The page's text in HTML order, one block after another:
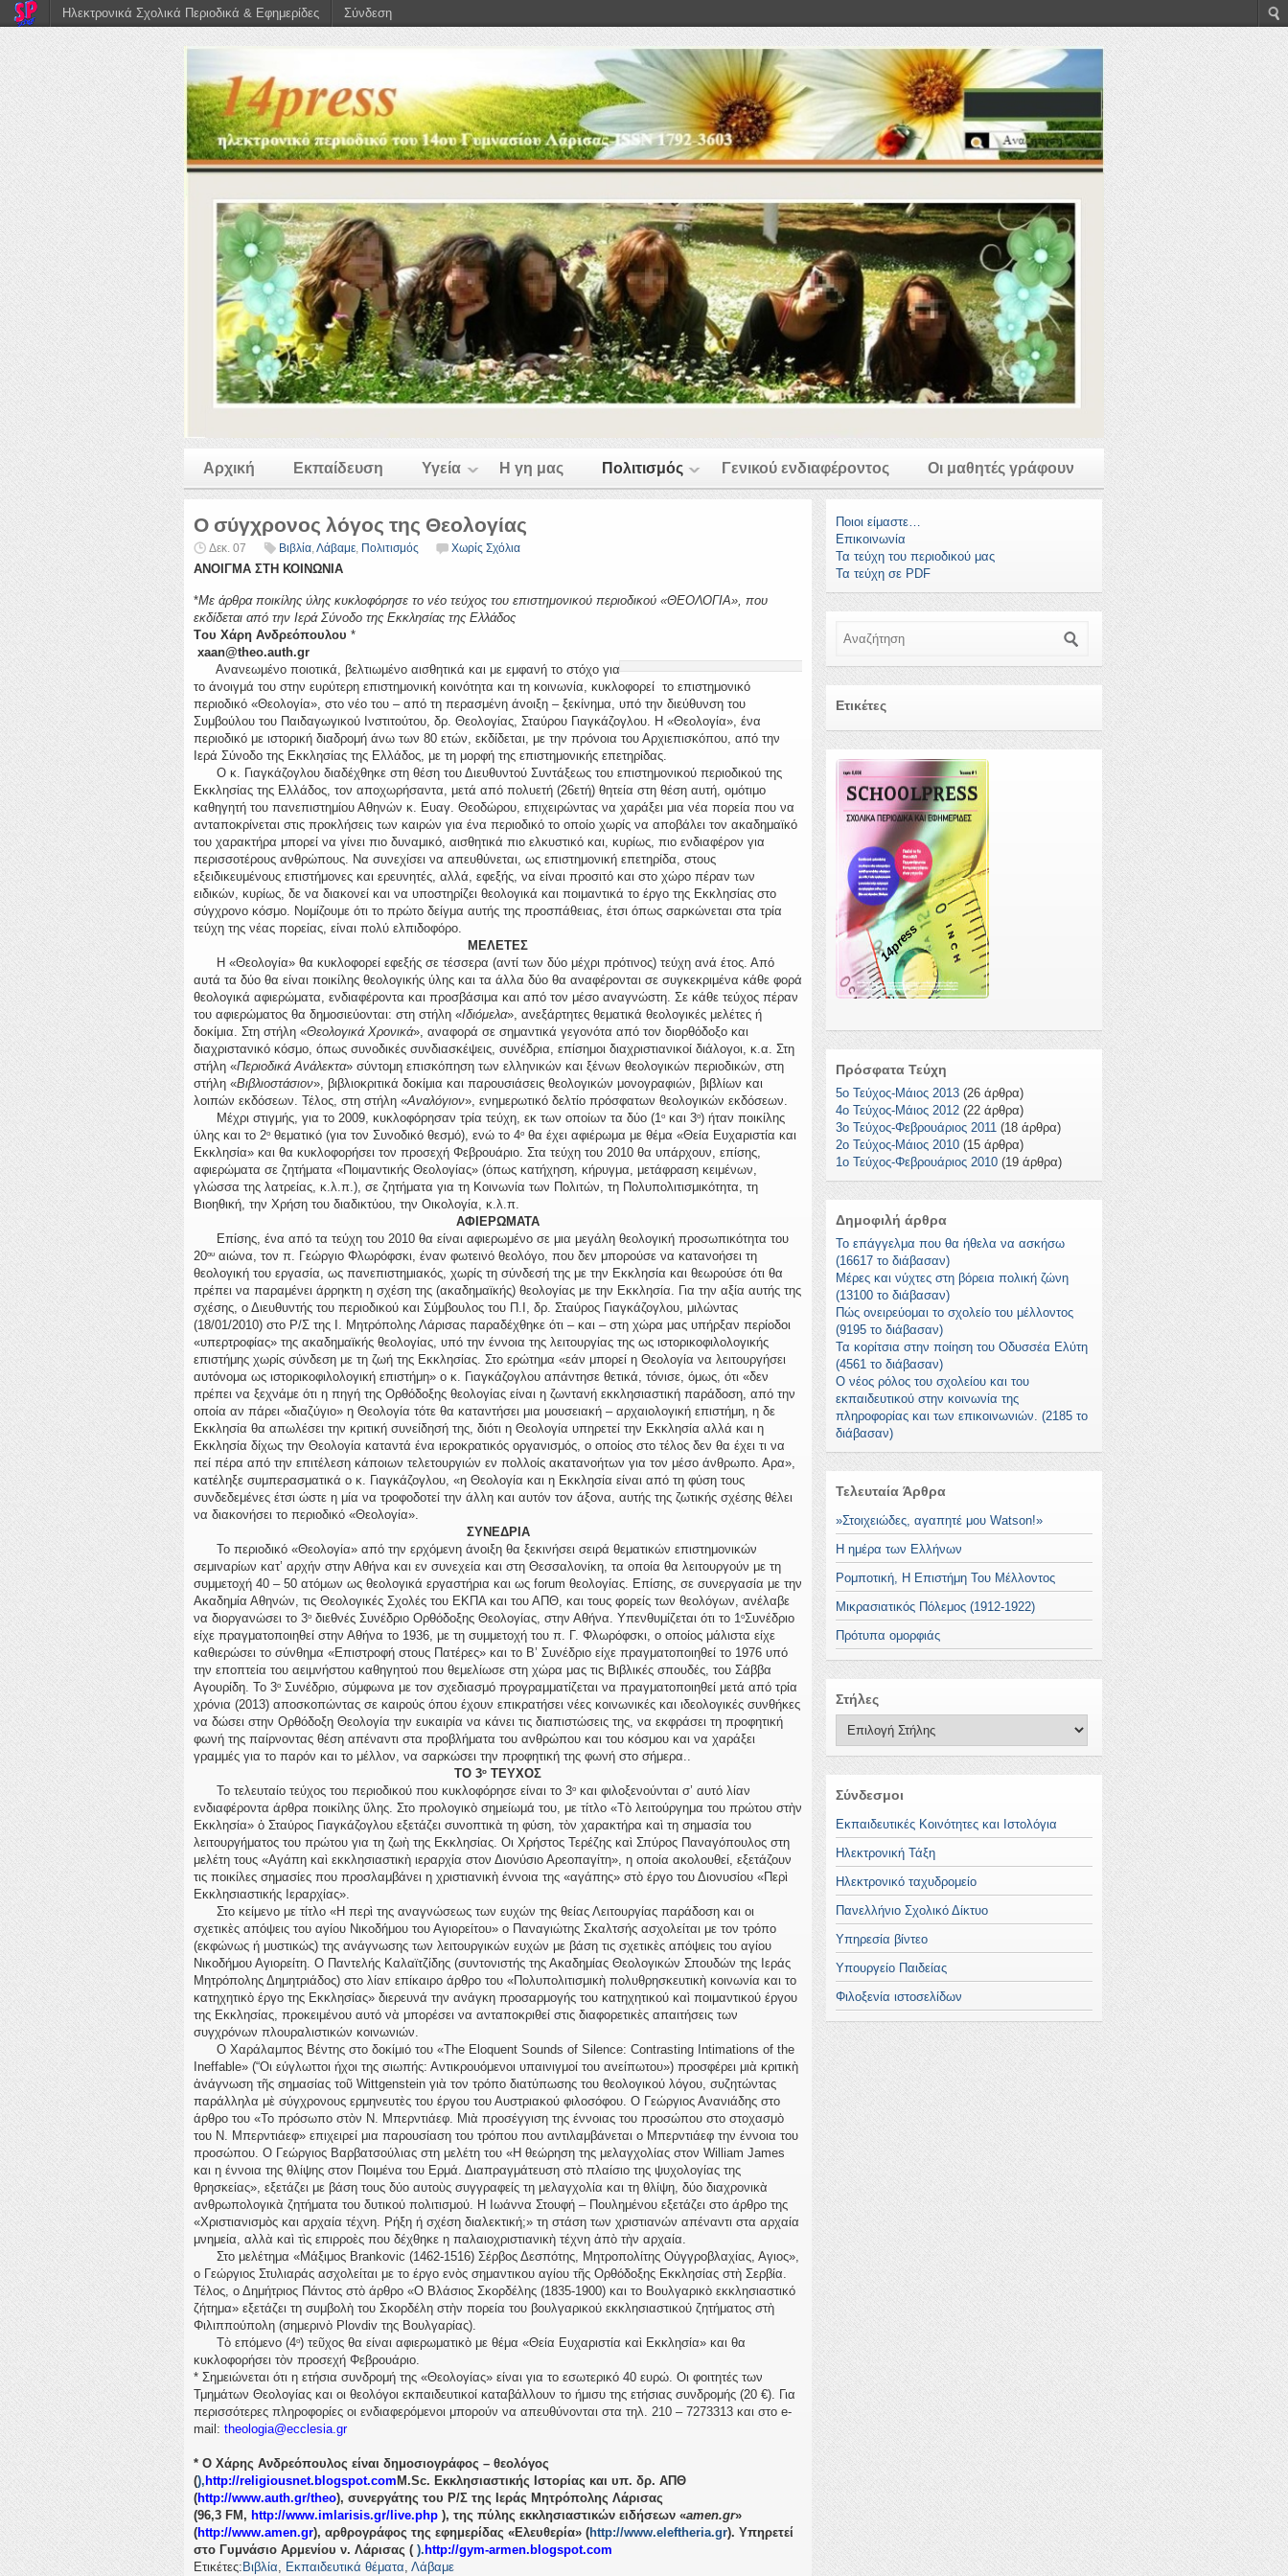
Αρχική Εκπαίδευση Υγεία Η γη μας Πολιτισμός Γενικού ενδιαφέροντος Οι μαθητές γράφουν
Ο σύγχρονος λόγος της Θεολογίας
Δεκ. 07 Βιβλία,Λάβαμε, Πολιτισμός Χωρίς Σχόλια
ΑΝΟΙΓΜΑ ΣΤΗ ΚΟΙΝΩΝΙΑ
*Με άρθρα ποικίλης ύλης κυκλοφόρησε το νέο τεύχος του επιστημονικού περιοδικού «ΘΕΟΛΟΓΙΑ», που
εκδίδεται από την Ιερά Σύνοδο της Εκκλησίας της Ελλάδος
Tου Χάρη Ανδρεόπουλου *
xaan@theo.auth.gr
Ανανεωμένο ποιοτικά, βελτιωμένο αισθητικά και με εμφανή το στόχο για
το άνοιγμά του στην ευρύτερη επιστημονική κοινότητα και τη κοινωνία, κυκλοφορεί το επιστημονικό
περιοδικό «Θεολογία», στο νέο του – από τη περασμένη άνοιξη – ξεκίνημα, υπό την διεύθυνση του
Συμβούλου του Παιδαγωγικού Ινστιτούτου, δρ. Θεολογίας, Σταύρου Γιαγκάζογλου. Η «Θεολογία», ένα
περιοδικό με ιστορική διαδρομή άνω των 80 ετών, εκδίδεται, με την πρόνοια του Αρχιεπισκόπου, από την
Ιερά Σύνοδο της Εκκλησίας της Ελλάδος, με τη μορφή της επιστημονικής επετηρίδας.
O κ. Γιαγκάζογλου διαδέχθηκε στη θέση του Διευθυντού Συντάξεως του επιστημονικού περιοδικού της
Εκκλησίας της Ελλάδος, τον αποχωρήσαντα, μετά από πολυετή (26ετή) θητεία στη θέση αυτή, ομότιμο
καθηγητή του πανεπιστημίου Αθηνών κ. Ευαγ. Θεοδώρου, επιχειρώντας να χαράξει μια νέα πορεία που να
ανταποκρίνεται στις προκλήσεις των καιρών για ένα περιοδικό το οποίο χωρίς να αποβάλει τον ακαδημαϊκό
του χαρακτήρα μπορεί να γίνει πιο δυναμικό, αισθητικά πιο ελκυστικό και, κυρίως, πιο ενδιαφέρον για
περισσοτέρους ανθρώπους. Να συνεχίσει να απευθύνεται, ως επιστημονική επετηρίδα, στους
εξειδικευμένους επιστήμονες και ερευνητές, αλλά, εφεξής, να είναι προσιτό και στο χώρο πέραν των
ειδικών, κυρίως, δε να διακονεί και να υποστηρίζει θεολογικά και ποιμαντικά το έργο της Εκκλησίας στο
σύγχρονο κόσμο. Νομίζουμε ότι το πρώτο δείγμα αυτής της προσπάθειας, έτσι όπως σαρκώνεται στα τρία
τεύχη της νέας πορείας, είναι πολύ ελπιδοφόρο.
ΜΕΛΕΤΕΣ
Η «Θεολογία» θα κυκλοφορεί εφεξής σε τέσσερα (αντί των δύο μέχρι πρότινος) τεύχη ανά έτος. Από
αυτά τα δύο θα είναι ποικίλης θεολογικής ύλης και τα άλλα δύο θα αναφέρονται σε συγκεκριμένα κάθε φορά
θεολογικά αφιερώματα, ενδιαφέροντα και προσβάσιμα και από τον μέσο αναγνώστη. Σε κάθε τεύχος πέραν
του αφιερώματος θα δημοσιεύονται: στη στήλη «Ιδιόμελα», ανεξάρτητες θεματικά θεολογικές μελέτες ή
δοκίμια. Στη στήλη «Θεολογικά Χρονικά», αναφορά σε σημαντικά γεγονότα από τον διορθόδοξο και
διαχριστανικό κόσμο, όπως συνοδικές συνδιασκέψεις, συνέδρια, επίσημοι διαχριστιανικοί διάλογοι, κ.α. Στη
στήλη «Περιοδικά Ανάλεκτα» σύντομη επισκόπηση των ελληνικών και ξένων θεολογικών περιοδικών, στη
στήλη «Βιβλιοστάσιον», βιβλιοκριτικά δοκίμια και παρουσιάσεις θεολογικών μονογραφιών, βιβλίων και
λοιπών εκδόσεων. Τέλος, στη στήλη «Αναλόγιον», ενημερωτικό δελτίο πρόσφατων θεολογικών εκδόσεων.
Μέχρι στιγμής, για το 2009, κυκλοφόρησαν τρία τεύχη, εκ των οποίων τα δύο (1ο και 3ο) ήταν ποικίλης
ύλης και το 2ο θεματικό (για τον Συνοδικό θεσμό), ενώ το 4ο θα έχει αφιέρωμα με θέμα «Θεία Ευχαριστία και
Εκκλησία» και θα κυκλοφορήσει τον προσεχή Φεβρουάριο. Στα τεύχη του 2010 θα υπάρχουν, επίσης,
αφιερώματα σε ζητήματα «Ποιμαντικής Θεολογίας» (όπως κατήχηση, κήρυγμα, μετάφραση κειμένων,
γλώσσα της λατρείας, κ.λ.π.), σε ζητήματα για τη Κοινωνία των Πολιτών, τη Πολυπολιτισμικότητα, τη
Βιοηθική, την Χρήση του διαδικτύου, την Οικολογία, κ.λ.π.
ΑΦΙΕΡΩΜΑΤΑ
Επίσης, ένα από τα τεύχη του 2010 θα είναι αφιερωμένο σε μια μεγάλη θεολογική προσωπικότητα του
20ου αιώνα, τον π. Γεώργιο Φλωρόφσκι, έναν φωτεινό θεολόγο, που δεν μπορούσε να κατανοήσει τη
θεολογική του εργασία, ως πανεπιστημιακός, χωρίς τη σύνδεσή της με την Εκκλησία και θεωρούσε ότι θα
πρέπει να παραμένει άρρηκτη η σχέση της (ακαδημαϊκής) θεολογίας με την Εκκλησία. Για την αξία αυτής της
σχέσης, ο Διευθυντής του περιοδικού και Σύμβουλος του Π.Ι, δρ. Σταύρος Γιαγκάζογλου, μιλώντας
(18/01/2010) στο Ρ/Σ της Ι. Μητρόπολης Λάρισας παραδέχθηκε ότι – και – στη χώρα μας υπήρξαν περίοδοι
«υπερτροφίας» της ακαδημαϊκής θεολογίας, υπό την έννοια της λειτουργίας της ως ιστορικοφιλολογικής
επιστήμης χωρίς σύνδεση με τη ζωή της Εκκλησίας. Στο ερώτημα «εάν μπορεί η Θεολογία να λειτουργήσει
αυτόνομα ως ιστορικοφιλολογική επιστήμη» ο κ. Γιαγκάζογλου απάντησε θετικά, τόνισε, όμως, ότι «δεν
πρέπει να ξεχνάμε ότι η πηγή της Ορθόδοξης θεολογίας είναι η ζωντανή εκκλησιαστική παράδοση, από την
οποία αν πάρει «διαζύγιο» η Θεολογία τότε θα καταντήσει μια μουσειακή – αρχαιολογική επιστήμη, η δε
Εκκλησία θα απωλέσει την κριτική συνείδησή της, διότι η Θεολογία υπηρετεί την Εκκλησία αλλά και η
Εκκλησία δίχως την Θεολογία καταντά ένα ιεροκρατικός οργανισμός, ο οποίος στο τέλος δεν θα έχει τι να
πεί πέρα από την επιτέλεση κάποιων τελετουργιών εν πολλοίς ακατανοήτων για τον μέσο άνθρωπο. Αρα»,
κατέληξε συμπερασματικά ο κ. Γιαγκάζογλου, «η Θεολογία και η Εκκλησία είναι από τη φύση τους
συνδεδεμένες έτσι ώστε η μία να τροφοδοτεί την άλλη και αυτόν τον άξονα, αυτής της ζωτικής σχέσης θέλει
να διακονήσει το περιοδικό «Θεολογία».
ΣΥΝΕΔΡΙΑ
Το περιοδικό «Θεολογία» από την ερχόμενη άνοιξη θα ξεκινήσει σειρά θεματικών επιστημονικών
σεμιναρίων κατ’ αρχήν στην Αθήνα και εν συνεχεία και στη Θεσσαλονίκη, τα οποία θα λειτουργούν με τη
συμμετοχή 40 – 50 ατόμων ως θεολογικά εργαστήρια και ως forum θεολογίας. Επίσης, σε συνεργασία με την
Ακαδημία Αθηνών, τις Θεολογικές Σχολές του ΕΚΠΑ και του ΑΠΘ, και τους φορείς των θεολόγων, ανέλαβε
να διοργανώσει το 3ο διεθνές Συνέδριο Ορθόδοξης Θεολογίας, στην Αθήνα. Υπενθυμίζεται ότι το 1οΣυνέδριο
είχε πραγματοποιηθεί στην Αθήνα το 1936, με τη συμμετοχή του π. Γ. Φλωρόφσκι, ο οποίος μάλιστα είχε
καθιερώσει το σύνθημα «Επιστροφή στους Πατέρες» και το Β’ Συνέδριο είχε πραγματοποιηθεί το 1976 υπό
την εποπτεία του αειμνήστου καθηγητού που θεμελίωσε στη χώρα μας τις Βιβλικές σπουδές, του Σάββα
Αγουρίδη. Το 3ο Συνέδριο, σύμφωνα με τον σχεδιασμό προγραμματίζεται να πραγματοποιηθεί μετά από τρία
χρόνια (2013) αποσκοπώντας σε καιρούς όπου έχουν επικρατήσει νέες κοινωνικές και ιδεολογικές συνθήκες
να δώσει στην Ορθόδοξη Θεολογία την ευκαιρία να κάνει τις διαπιστώσεις της, να εκφράσει τη προφητική
φωνή της παίρνοντας θέση απέναντι στα προβλήματα του ανθρώπου και του κόσμου και να χαράξει
γραμμές για το παρόν και το μέλλον, να σαρκώσει την προφητική της φωνή στο σήμερα..
ΤΟ 3ο ΤΕΥΧΟΣ
Το τελευταίο τεύχος του περιοδικού που κυκλοφόρησε είναι το 3ο και φιλοξενούνται σ’ αυτό λίαν
ενδιαφέροντα άρθρα ποικίλης ὕλης. Στο προλογικὸ σημείωμά του, με τίτλο «Τὸ λειτούργημα του πρώτου στὴν
Εκκλησία» ὁ Σταύρος Γιαγκάζογλου εξετάζει συνοπτικὰ τη φύση, τὸν χαρακτήρα καὶ τη σημασία του
λειτουργήματος του πρώτου για τη ζωὴ της Εκκλησίας. Οι Χρήστος Τερέζης καὶ Σπύρος Παναγόπουλος στη
μελέτη τους «Αγάπη καὶ εκκλησιαστικὴ ιεραρχία στον Διονύσιο Αρεοπαγίτη», η οποία ακολουθεί, εξετάζουν
τις ποικίλες σημασίες που προσλαμβάνει η χριστιανικὴ έννοια της «αγάπης» στὸ έργο του Διονυσίου «Περὶ
Εκκλησιαστικής Ιεραρχίας».
Στο κείμενο με τίτλο «Η περὶ της αναγνώσεως των ευχών της θείας Λειτουργίας παράδοση και οι
σχετικὲς απόψεις του αγίου Νικοδήμου του Αγιορείτου» ο Παναγιώτης Σκαλτσής ασχολείται με τον τρόπο
(εκφώνως ή μυστικώς) της ανάγνωσης των λειτουργικών ευχών με βάση τις σχετικὲς απόψεις του αγίου
Νικοδήμου Αγιορείτη. Ο Παντελής Καλαϊτζίδης (συντονιστής της Ακαδημίας Θεολογικών Σπουδών της Ιεράς
Μητρόπολης Δημητριάδος) στο λίαν επίκαιρο άρθρο του «Πολυπολιτισμικὴ πολυθρησκευτικὴ κοινωνία και το
κατηχητικὸ έργο της Εκκλησίας» διερευνά την ανάγκη προσαρμογής του κατηχητικού καὶ ποιμαντικού έργου
της Εκκλησίας, προκειμένου αυτό νὰ μπορέσει να ανταποκριθεί στις διαφορετικὲς απαιτήσεις των
συγχρόνων πλουραλιστικών κοινωνιών.
Ο Χαράλαμπος Βέντης στο δοκίμιό του «The Eloquent Sounds of Silence: Contrasting Intimations of the
Ineffable» (“Oι εύγλωττοι ήχοι της σιωπής: Αντικρουόμενοι υπαινιγμοί του ανείπωτου») προσφέρει μιὰ κριτικὴ
ἀνάγνωση τῆς σημασίας τοῦ Wittgenstein γιὰ τον τρόπο διατύπωσης του θεολογικού λόγου, συζητώντας
παράλληλα μὲ σύγχρονους ερμηνευτὲς του έργου του Αυστριακού φιλοσόφου. Ο Γεώργιος Ανανιάδης στο
άρθρο του «Το πρόσωπο στὸν Ν. Μπερντιάεφ. Μιὰ προσέγγιση της έννοιας του προσώπου στο στοχασμὸ
του Ν. Μπερντιάεφ» επιχειρεί μια παρουσίαση του τρόπου που αντιλαμβάνεται ο Μπερντιάεφ την έννοια του
προσώπου. Ο Γεώργιος Βαρβατσούλιας στη μελέτη του «Η θεώρηση της μελαγχολίας στον William James
και η έννοια της θλίψης στον Ποιμένα του Ερμά. Διαπραγμάτευση στὸ πλαίσιο της ψυχολογίας της
θρησκείας», εξετάζει με βάση τους δύο αυτοὺς συγγραφείς τη μελαγχολία και τη θλίψη, δύο διαχρονικὰ
ανθρωπολογικὰ ζητήματα του δυτικού πολιτισμού. Η Ιωάννα Στουφή – Πουλημένου εξετάζει στο άρθρο της
«Χριστιανισμὸς και αρχαία τέχνη. Ρήξη ή σχέση διαλεκτική;» τη στάση των χριστιανών απέναντι στα αρχαία
μνημεία, αλλὰ καὶ τὶς επιρροὲς που δέχθηκε η παλαιοχριστιανικὴ τέχνη ἀπὸ τὴν αρχαία.
Στο μελέτημα «Μάξιμος Brankovic (1462-1516) Σέρβος Δεσπότης, Μητροπολίτης Οὑγγροβλαχίας, Αγιος»,
ο Γεώργιος Στυλιαράς ασχολείται με το έργο ενὸς σημαντικου αγίου τῆς Ορθόδοξης Εκκλησίας στὴ Σερβία.
Τέλος, ο Δημήτριος Πάντος στὸ άρθρο «Ο Βλάσιος Σκορδέλης (1835-1900) και το Βουλγαρικὸ εκκλησιαστικό
ζήτημα» εξετάζει τη συμβολὴ του Σκορδέλη στὴν πορεία του βουλγαρικού εκκλησιαστικού ζητήματος στὴ
Φιλιππούπολη (σημερινὸ Plovdiv της Βουλγαρίας).
Τὸ επόμενο (4ο) τεῦχος θα είναι αφιερωματικὸ με θέμα «Θεία Ευχαριστία καὶ Εκκλησία» και θα
κυκλοφορήσει τὸν προσεχή Φεβρουάριο.
* Σημειώνεται ότι η ετήσια συνδρομή της «Θεολογίας» είναι για το εσωτερικό 40 ευρώ. Οι φοιτητές των
Τμημάτων Θεολογίας και οι θεολόγοι εκπαιδευτικοί καταβάλλουν το ήμισυ της ετήσιας συνδρομής (20 €). Για
περισσότερες πληροφορίες οι ενδιαφερόμενοι μπορούν να απευθύνονται στα τηλ. 210 – 7273313 και στο e-
mail: theologia@ecclesia.gr
* Ο Χάρης Ανδρεόπουλος είναι δημοσιογράφος – θεολόγος
(), http://religiousnet.blogspot.com M.Sc. Eκκλησιαστικής Iστορίας και υπ. δρ. ΑΠΘ
(http://www.auth.gr/theo), συνεργάτης του Ρ/Σ της Ιεράς Μητρόπολης Λάρισας
(96,3 FM, http://www.imlarisis.gr/live.php ), της πύλης εκκλησιαστικών ειδήσεων «amen.gr»
(http://www.amen.gr), αρθρογράφος της εφημερίδας «Ελευθερία» (http://www.eleftheria.gr). Υπηρετεί
στο Γυμνάσιο Αρμενίου ν. Λάρισας ( ). http://gym-armen.blogspot.com
Ετικέτες: Βιβλία, Εκπαιδευτικά θέματα, Λάβαμε
Ποιοι είμαστε…
Επικοινωνία
Τα τεύχη του περιοδικού μας
Τα τεύχη σε PDF
Ετικέτες
14press
Πρόσφατα Τεύχη
5ο Τεύχος-Μάιος 2013 (26 άρθρα)
4ο Τεύχος-Μάιος 2012 (22 άρθρα)
3ο Τεύχος-Φεβρουάριος 2011 (18 άρθρα)
2ο Τεύχος-Μάιος 2010 (15 άρθρα)
1o Τεύχος-Φεβρουάριος 2010 (19 άρθρα)
Δημοφιλή άρθρα
Το επάγγελμα που θα ήθελα να ασκήσω
(16617 το διάβασαν)
Μέρες και νύχτες στη βόρεια πολική ζώνη
(13100 το διάβασαν)
Πώς ονειρεύομαι το σχολείο του μέλλοντος
(9195 το διάβασαν)
Τα κορίτσια στην ποίηση του Οδυσσέα Ελύτη
(4561 το διάβασαν)
Ο νέος ρόλος του σχολείου και του
εκπαιδευτικού στην κοινωνία της
πληροφορίας και των επικοινωνιών. (2185 το
διάβασαν)
Τελευταία Άρθρα
»Στοιχειώδες, αγαπητέ μου Watson!»
Η ημέρα των Ελλήνων
Ρομποτική, Η Επιστήμη Του Μέλλοντος
Μικρασιατικός Πόλεμος (1912-1922)
Πρότυπα ομορφιάς
Στήλες
Σύνδεσμοι
Εκπαιδευτικές Κοινότητες και Ιστολόγια
Ηλεκτρονική Τάξη
Ηλεκτρονικό ταχυδρομείο
Πανελλήνιο Σχολικό Δίκτυο
Υπηρεσία βίντεο
Υπουργείο Παιδείας
Φιλοξενία ιστοσελίδων
Ηλεκτρονικά Σχολικά Περιοδικά & Εφημερίδες Σύνδεση